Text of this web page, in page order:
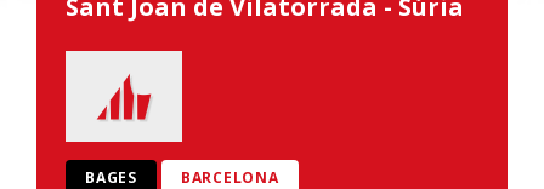
Sant Joan de Vilatorrada - Súria
BAGES
BARCELONA